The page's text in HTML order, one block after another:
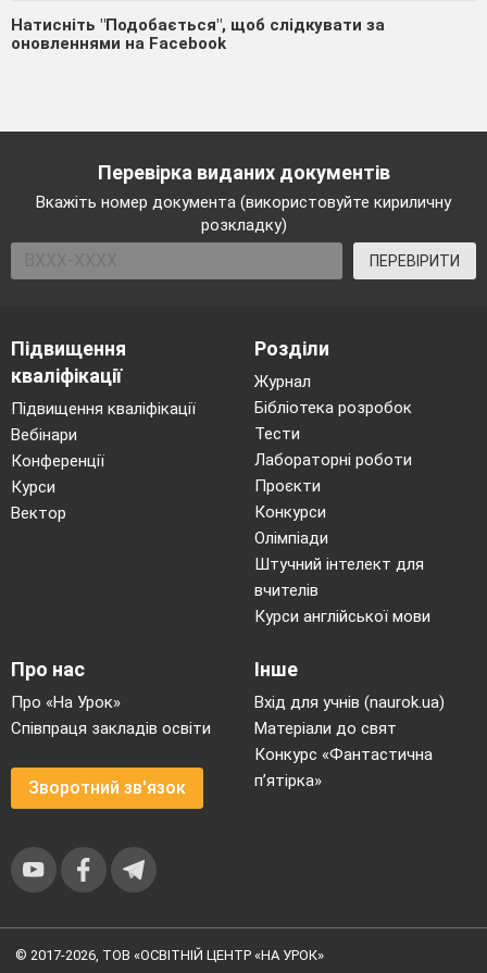
Натисніть "Подобається", щоб слідкувати за
оновленнями на Facebook
Перевірка виданих документів
Вкажіть номер документа (використовуйте кириличну
розкладку)
ПЕРЕВІРИТИ
Підвищення
кваліфікації
Підвищення кваліфікації
Вебінари
Конференції
Курси
Вектор
Розділи
Журнал
Бібліотека розробок
Тести
Лабораторні роботи
Проєкти
Конкурси
Олімпіади
Штучний інтелект для
вчителів
Курси англійської мови
Про нас
Про «На Урок»
Співпраця закладів освіти
Зворотний зв'язок
Інше
Вхід для учнів (naurok.ua)
Матеріали до свят
Конкурс «Фантастична
п’ятірка»
© 2017-2026, ТОВ «ОСВІТНІЙ ЦЕНТР «НА УРОК»